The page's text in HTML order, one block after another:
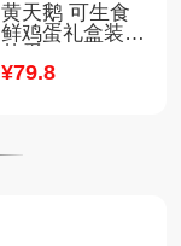
黄天鹅 可生食
鲜鸡蛋礼盒装无
菌蛋
¥79.8